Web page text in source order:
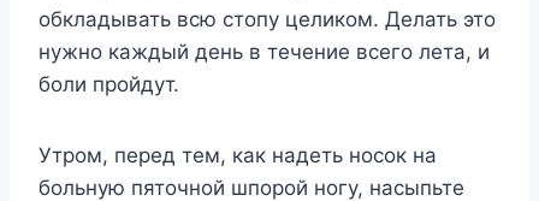
обкладывать всю стопу целиком. Делать это
нужно каждый день в течение всего лета, и
боли пройдут.
Утром, перед тем, как надеть носок на
больную пяточной шпорой ногу, насыпьте